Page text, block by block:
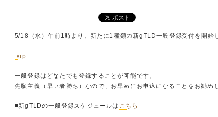
5/18（水）午前1時より、新たに1種類の新gTLD一般登録受付を開始
.vip
一般登録はどなたでも登録することが可能です。
先願主義（早い者勝ち）なので、お早めにお申込になることをお勧め
■新gTLDの一般登録スケジュールは こちら